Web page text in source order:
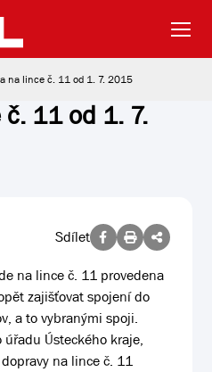
na lince č. 11 od 1. 7. 2015
11 od 1. 7.
Sdílet
na lince č. 11 provedena
zajišťovat spojení do
a to vybranými spoji.
Ústeckého kraje,
na lince č. 11